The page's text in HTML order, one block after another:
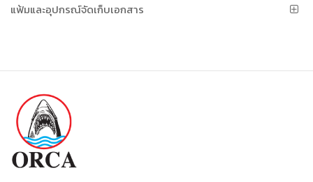
แฟ้มและอุปกรณ์จัดเก็บเอกสาร